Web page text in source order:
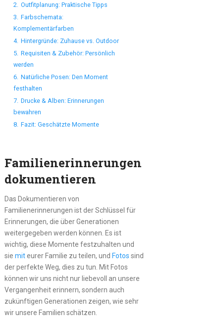
2. Outfitplanung: Praktische Tipps
3. Farbschemata:
Komplementärfarben
4. Hintergründe: Zuhause vs. Outdoor
5. Requisiten & Zubehör: Persönlich
werden
6. Natürliche Posen: Den Moment
festhalten
7. Drucke & Alben: Erinnerungen
bewahren
8. Fazit: Geschätzte Momente
Familienerinnerungen
dokumentieren
Das Dokumentieren von
Familienerinnerungen ist der Schlüssel für
Erinnerungen, die über Generationen
weitergegeben werden können. Es ist
wichtig, diese Momente festzuhalten und
sie miteurer Familie zu teilen, und Fotos sind
der perfekte Weg, dies zu tun. Mit Fotos
können wir uns nicht nur liebevoll an unsere
Vergangenheit erinnern, sondern auch
zukünftigen Generationen zeigen, wie sehr
wir unsere Familien schätzen.